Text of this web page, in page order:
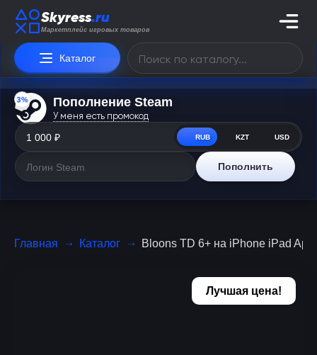
Skyress.ru
Маркетплейс игровых товаров
Каталог
3% Пополнение Steam
У меня есть промокод
RUB KZT USD
Пополнить
Главная Каталог Bloons TD 6+ на iPhone iPad
Лучшая цена!